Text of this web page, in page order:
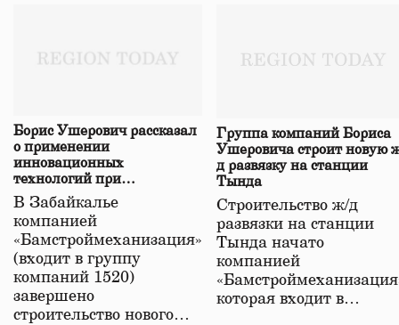
Борис Ушерович рассказал
о применении
инновационных
технологий при
строительстве нового моста
в Забайкалье
В Забайкалье
компанией
«Бамстроймеханизация»
(входит в группу
компаний 1520)
завершено
строительство нового…
Группа компаний Бориса
Ушеровича строит новую
д развязку на станции
Тында
Строительство ж/д
развязки на станции
Тында начато
компанией
которая входит в…